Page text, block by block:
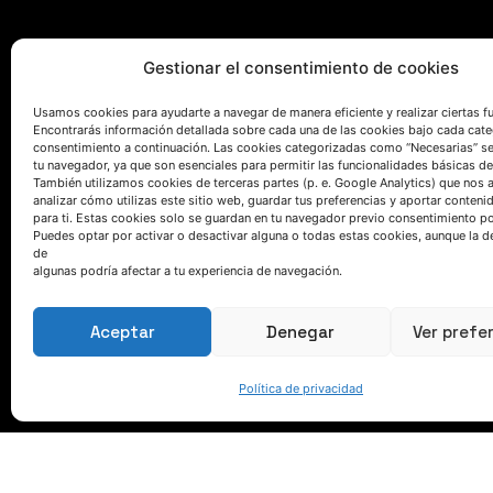
Gestionar el consentimiento de cookies
Usamos cookies para ayudarte a navegar de manera eficiente y realizar ciertas
Encontrarás información detallada sobre cada una de las cookies bajo cada
consentimiento a continuación. Las cookies categorizadas como “Necesarias”
tu navegador, ya que son esenciales para permitir las funcionalidades básicas
También utilizamos cookies de terceras partes (p. e. Google Analytics) que nos
analizar cómo utilizas este sitio web, guardar tus preferencias y aportar
para ti. Estas cookies solo se guardan en tu navegador previo consentimiento
Puedes optar por activar o desactivar alguna o todas estas cookies, aunque la
de
algunas podría afectar a tu experiencia de navegación.
Aceptar Denegar Ver
Política de privacidad
HABLEMOS
(+34) 946 215 470
Cómo llegar a AZTERLAN